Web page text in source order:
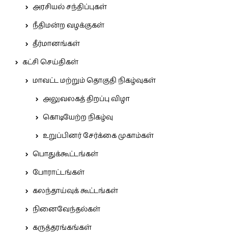
அரசியல் சந்திப்புகள்
நீதிமன்ற வழக்குகள்
தீர்மானங்கள்
கட்சி செய்திகள்
மாவட்ட மற்றும் தொகுதி நிகழ்வுகள்
அலுவலகத் திறப்பு விழா
கொடியேற்ற நிகழ்வு
உறுப்பினர் சேர்க்கை முகாம்கள்
பொதுக்கூட்டங்கள்
போராட்டங்கள்
கலந்தாய்வுக் கூட்டங்கள்
நினைவேந்தல்கள்
கருத்தரங்கங்கள்